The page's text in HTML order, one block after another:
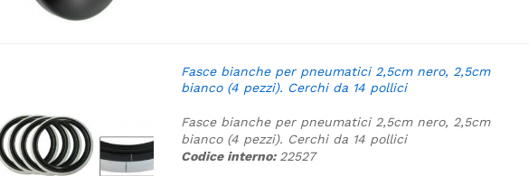
Fasce bianche per pneumatici 2,5cm nero, 2,5cm
bianco (4 pezzi). Cerchi da 14 pollici
Fasce bianche per pneumatici 2,5cm nero, 2,5cm
bianco (4 pezzi). Cerchi da 14 pollici
Codice interno: 22527